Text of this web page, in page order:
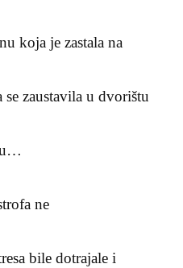
koja je zastala na
zaustavila u dvorištu
ne
bile dotrajale i